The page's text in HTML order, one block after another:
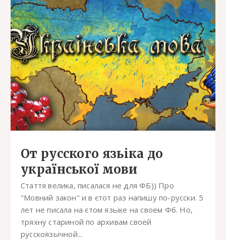
От русского язьіка до
української мови
Стаття велика, писалася не для ФБ)) Про
"Мовний закон" и в єтот раз напишу по-русски. 5
лет не писала на єтом язьіке на своем Фб. Но,
тряхну стариной по архивам своей
русскоязьічной...